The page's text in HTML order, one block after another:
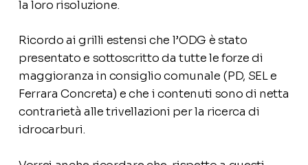
la loro risoluzione.
Ricordo ai grilli estensi che l’ODG è stato
presentato e sottoscritto da tutte le forze di
maggioranza in consiglio comunale (PD, SEL e
Ferrara Concreta) e che i contenuti sono di netta
contrarietà alle trivellazioni per la ricerca di
idrocarburi.